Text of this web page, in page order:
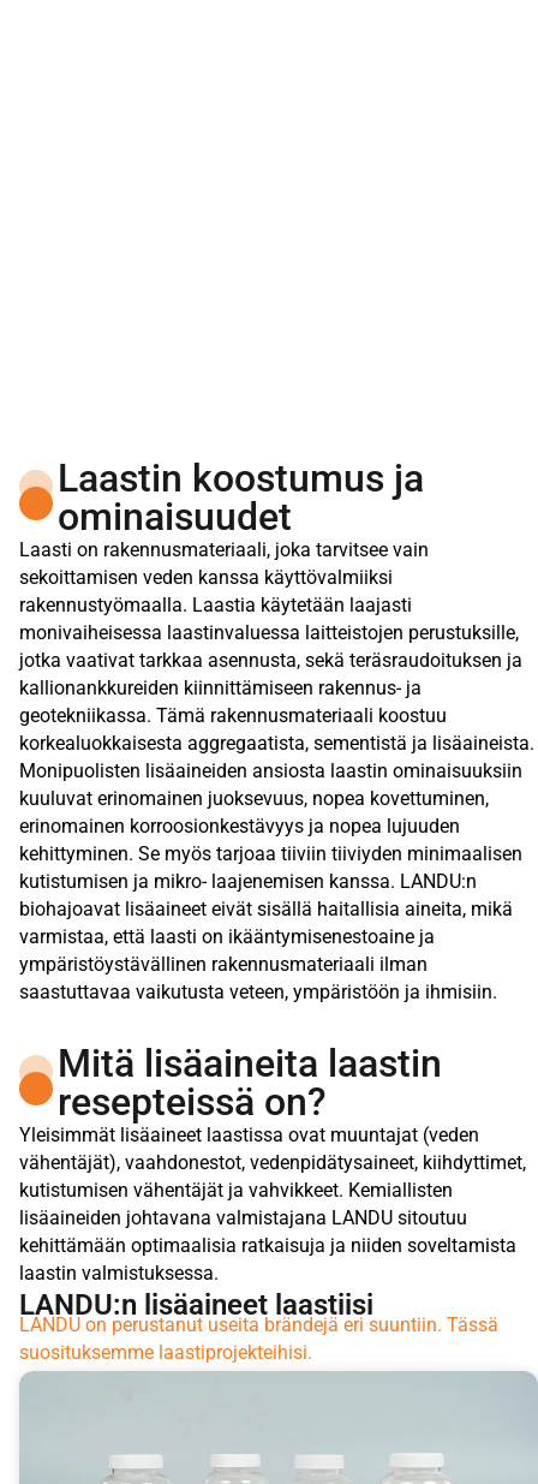
Laastin koostumus ja
ominaisuudet
Laasti on rakennusmateriaali, joka tarvitsee vain
sekoittamisen veden kanssa käyttövalmiiksi
rakennustyömaalla. Laastia käytetään laajasti
monivaiheisessa laastinvaluessa laitteistojen perustuksille,
jotka vaativat tarkkaa asennusta, sekä teräsraudoituksen ja
kallionankkureiden kiinnittämiseen rakennus- ja
geotekniikassa. Tämä rakennusmateriaali koostuu
korkealuokkaisesta aggregaatista, sementistä ja lisäaineista.
Monipuolisten lisäaineiden ansiosta laastin ominaisuuksiin
kuuluvat erinomainen juoksevuus, nopea kovettuminen,
erinomainen korroosionkestävyys ja nopea lujuuden
kehittyminen. Se myös tarjoaa tiiviin tiiviyden minimaalisen
kutistumisen ja mikro- laajenemisen kanssa. LANDU:n
biohajoavat lisäaineet eivät sisällä haitallisia aineita, mikä
varmistaa, että laasti on ikääntymisenestoaine ja
ympäristöystävällinen rakennusmateriaali ilman
saastuttavaa vaikutusta veteen, ympäristöön ja ihmisiin.
Mitä lisäaineita laastin
resepteissä on?
Yleisimmät lisäaineet laastissa ovat muuntajat (veden
vähentäjät), vaahdonestot, vedenpidätysaineet, kiihdyttimet,
kutistumisen vähentäjät ja vahvikkeet. Kemiallisten
lisäaineiden johtavana valmistajana LANDU sitoutuu
kehittämään optimaalisia ratkaisuja ja niiden soveltamista
laastin valmistuksessa.
LANDU:n lisäaineet laastiisi
LANDU on perustanut useita brändejä eri suuntiin. Tässä
suosituksemme laastiprojekteihisi.